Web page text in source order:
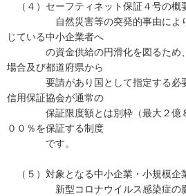
（４）セーフティネット保証４号の概
自然災害等の突発的事由により
じている中小企業者へ
の資金供給の円滑化を図るため、
場合及び都道府県から
要請があり国として指定する必要
信用保証協会が通常の
保証限度額とは別枠（最大２億８
００％を保証する制度
です。
（５）対象となる中小企業・小規模企
新型コロナウイルス感染症の影